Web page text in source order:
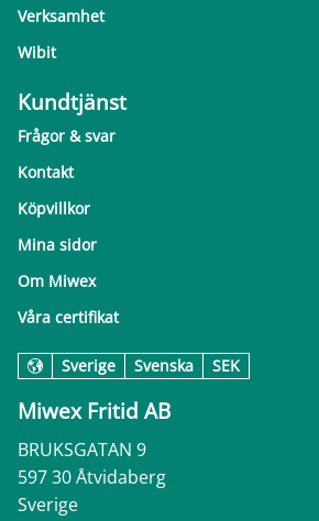
Verksamhet
Wibit
Kundtjänst
Frågor & svar
Kontakt
Köpvillkor
Mina sidor
Om Miwex
Våra certifikat
Sverige Svenska SEK
Miwex Fritid AB
BRUKSGATAN 9
597 30 Åtvidaberg
Sverige